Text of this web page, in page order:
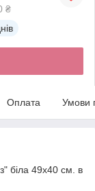
₴
Оплата Умови
біла 49х40 см. в